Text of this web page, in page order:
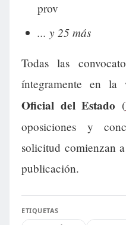
prov
... y 25 más
Todas las
íntegramente en
Oficial del Estado (
oposiciones y
solicitud comienzan
publicación.
ETIQUETAS